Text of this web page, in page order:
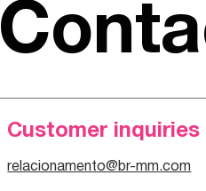
Customer inquiries
relacionamento@br-mm.com